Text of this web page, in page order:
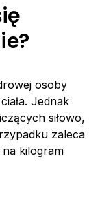
osoby
Jednak
siłowo,
zaleca
na kilogram